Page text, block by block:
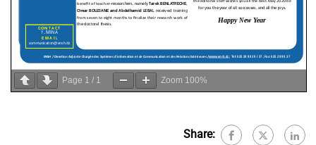
Page 1 / 1 Zoom 100%
Share: